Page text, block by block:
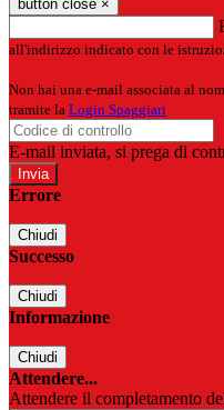
button close ×
all'indirizzo indicato con le
Non hai una e-mail associata al
tramite la Login Spaggiari
E-mail inviata, si prega di
Errore
Chiudi
Successo
Chiudi
Informazione
Chiudi
Attendere...
Attendere il completamento